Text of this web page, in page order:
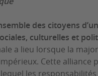
des citoyens
culturelles et
a lieu lorsque la
Cette alliance
les